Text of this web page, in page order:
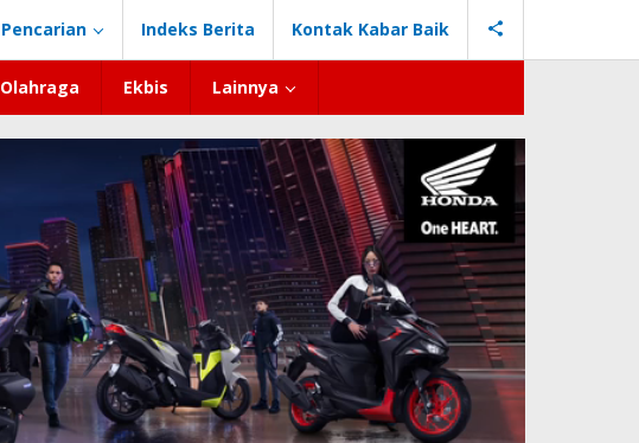
Pencarian Indeks Berita Kontak Kabar Baik
Olahraga Ekbis Lainnya